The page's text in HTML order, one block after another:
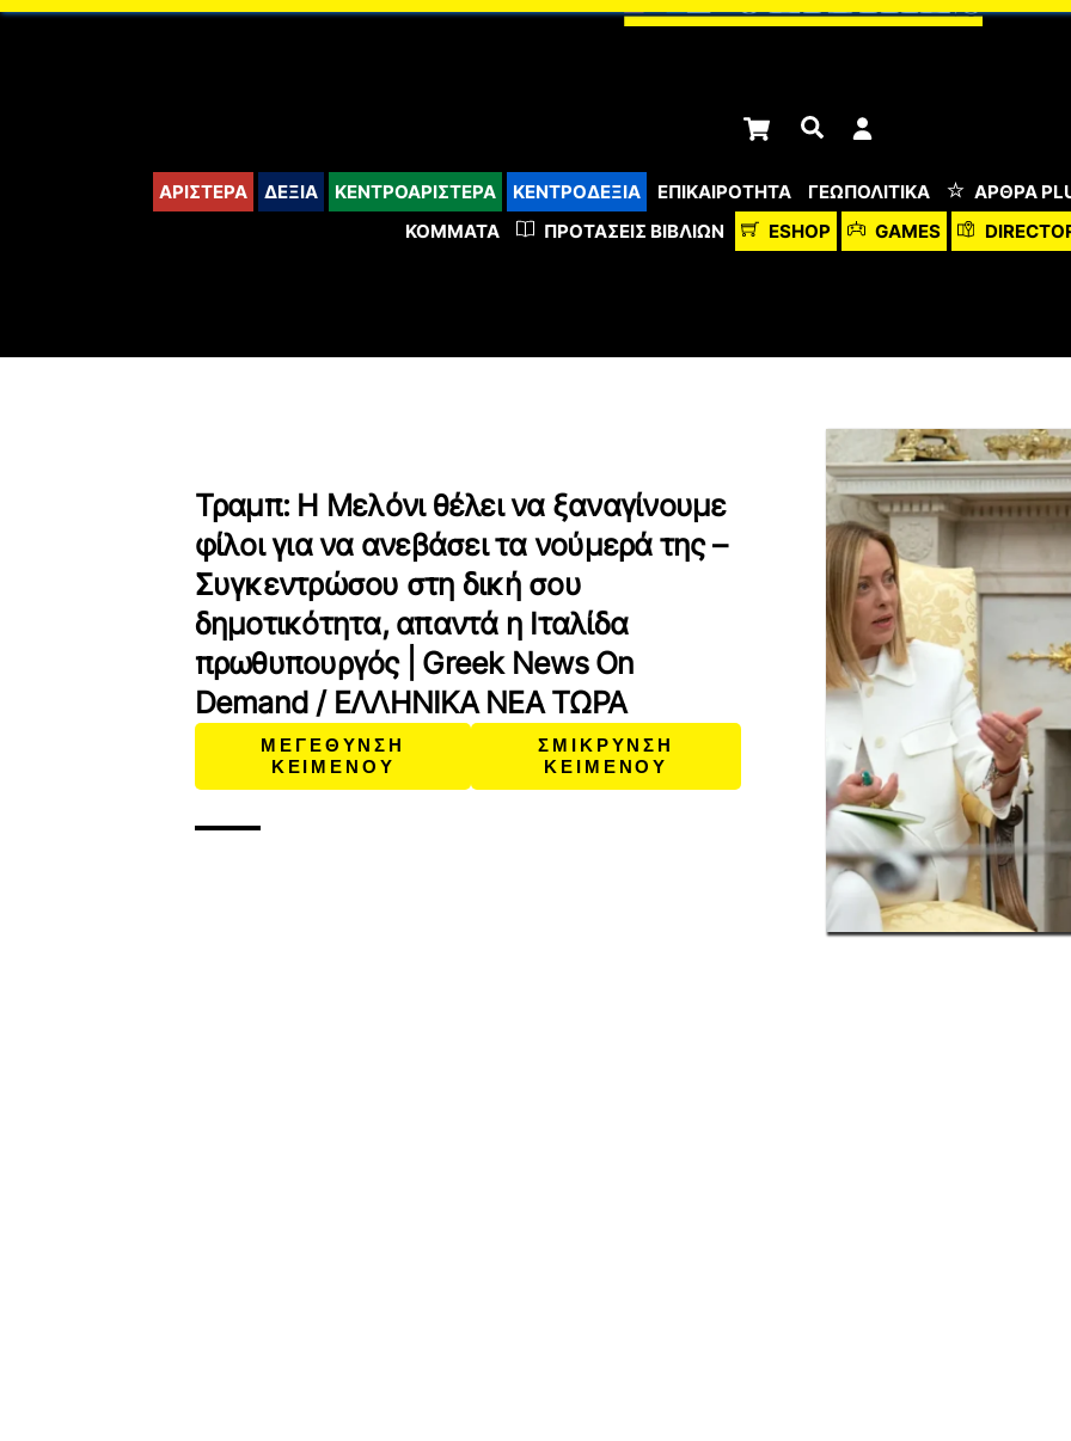
Cart Αναζήτηση
ΑΡΙΣΤΕΡΑ ΔΕΞΙΑ ΚΕΝΤΡΟΑΡΙΣΤΕΡΑ ΚΕΝΤΡΟΔΕΞΙΑ ΕΠΙΚΑΙΡΟΤΗΤΑ ΓΕΩΠΟΛΙΤΙΚΑ
ΆΡΘΡΑ
ΚΌΜΜΑΤΑ
ΠΡΟΤΆΣΕΙΣ ΒΙΒΛΊΩΝ ESHOP GAMES
Τραμπ: Η Μελόνι θέλει να ξαναγίνουμε
φίλοι για να ανεβάσει τα νούμερά της –
Συγκεντρώσου στη δική σου
δημοτικότητα, απαντά η Ιταλίδα
πρωθυπουργός | Greek News On
Demand / ΕΛΛΗΝΙΚΑ ΝΕΑ ΤΩΡΑ
ΜΕΓΕΘΥΝΣΗ
ΚΕΙΜΕΝΟΥ
ΣΜΙΚΡΥΝΣΗ
ΚΕΙΜΕΝΟΥ